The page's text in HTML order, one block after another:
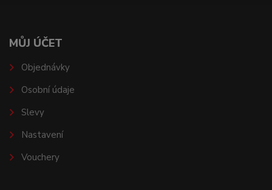
MŮJ ÚČET
Objednávky
Osobní údaje
Slevy
Nastavení
Vouchery